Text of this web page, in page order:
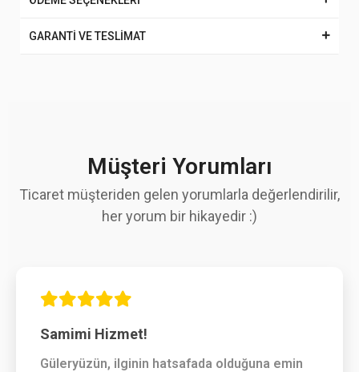
GARANTİ VE TESLİMAT
Müşteri Yorumları
Ticaret müşteriden gelen yorumlarla değerlendirilir,
her yorum bir hikayedir :)
Samimi Hizmet!
Güleryüzün, ilginin hatsafada olduğuna emin